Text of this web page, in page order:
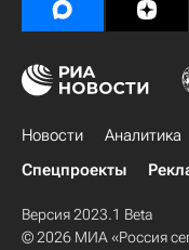
Новости Аналитика
Спецпроекты
Версия 2023.1 Beta
© 2026 МИА «Россия